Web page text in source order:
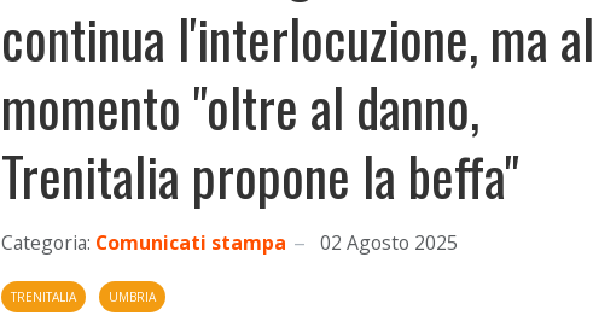
continua l'interlocuzione, ma al
momento "oltre al danno,
Trenitalia propone la beffa"
Categoria: Comunicati stampa 02 Agosto 2025
TRENITALIA UMBRIA